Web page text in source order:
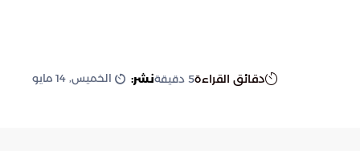
دقائق القراءة5 دقيقةنشر: الخميس, 14 مايو